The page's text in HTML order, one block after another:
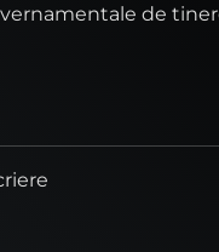
de